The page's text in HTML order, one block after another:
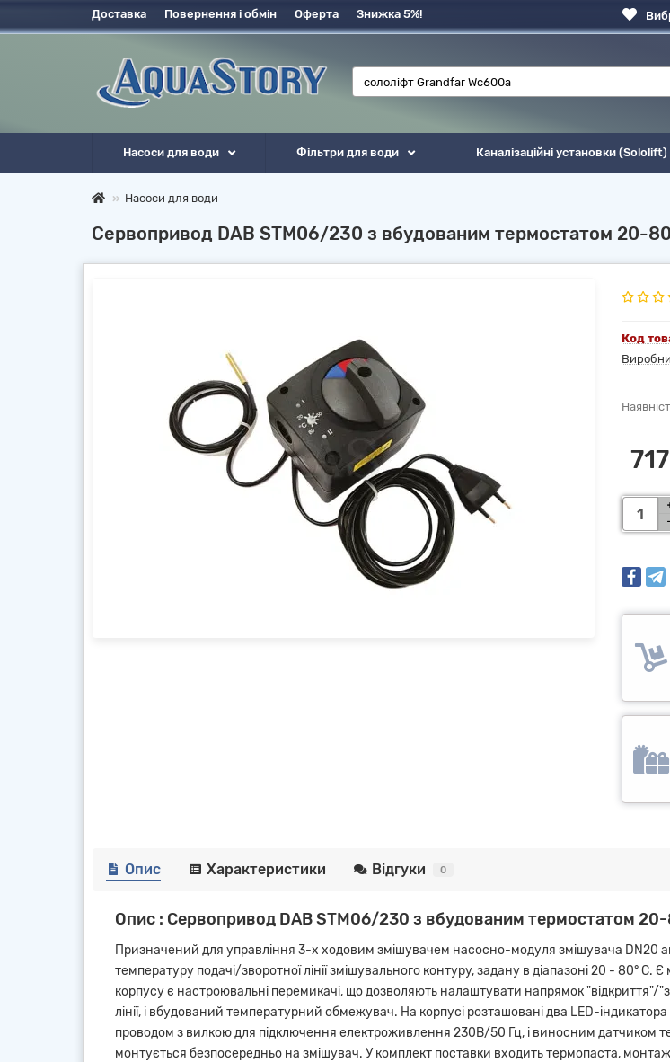
Доставка Повернення і обмін Оферта Знижка 5%!
Насоси для води Фільтри для води Каналізаційні установки (Sololift)
Насоси для води
Сервопривод DAB STM06/230 з вбудованим термостатом 20-
Код
Опис Характеристики Відгуки 0
Опис : Сервопривод DAB STM06/230 з вбудованим термостатом
Призначений для управління 3-х ходовим змішувачем насосно-модуля змішувача DN20
температуру подачі/зворотної лінії змішувального контуру, задану в діапазоні 20 - 80°
корпусу є настроювальні перемикачі, що дозволяють налаштувати напрямок "відкриття"/
лінії, і вбудований температурний обмежувач. На корпусі розташовані два LED-
проводом з вилкою для підключення електроживлення 230В/50 Гц, і виносним датчиком
монтується безпосередньо на змішувач. У комплект поставки входить термопаста,